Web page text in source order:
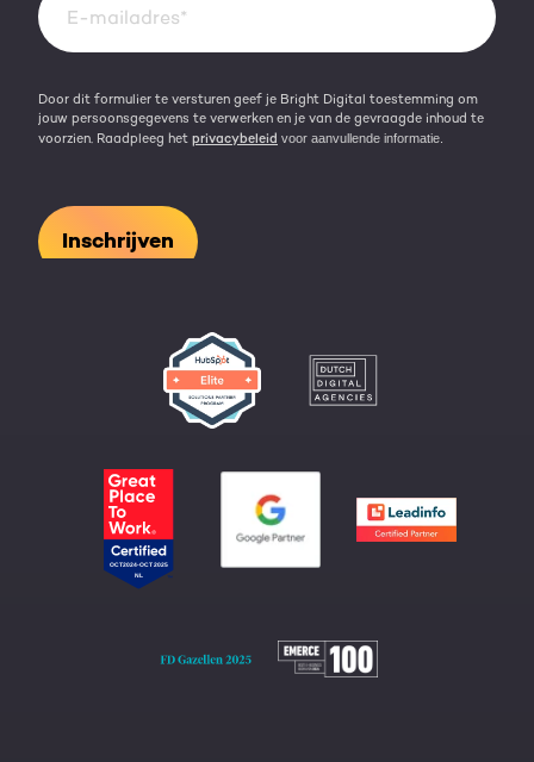
Door dit formulier te versturen geef je Bright Digital toestemming om
jouw persoonsgegevens te verwerken en je van de gevraagde inhoud te
voorzien. Raadpleeg het privacybeleid voor aanvullende informatie.